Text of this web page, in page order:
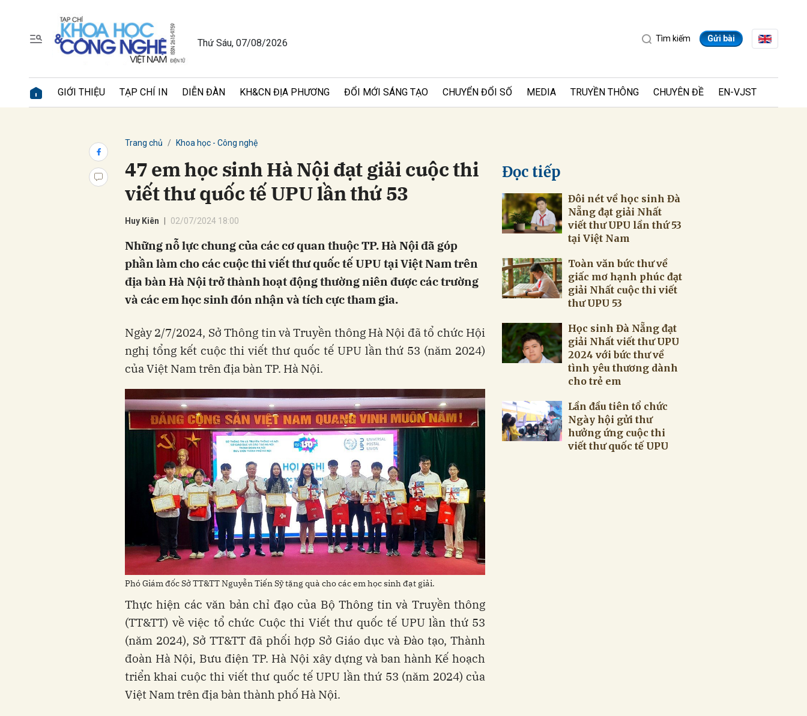
Thứ Sáu, 07/08/2026 Tìm kiếm Gửi bài
GIỚI THIỆU TẠP CHÍ IN DIỄN ĐÀN KH&CN ĐỊA PHƯƠNG ĐỔI MỚI SÁNG TẠO CHUYỂN ĐỔI SỐ MEDIA TRUYỀN THÔNG CHUYÊN ĐỀ EN-VJST
Trang chủ Khoa học - Công nghệ
47 em học sinh Hà Nội đạt giải cuộc thi
viết thư quốc tế UPU lần thứ 53
Huy Kiên 02/07/2024 18:00
Những nỗ lực chung của các cơ quan thuộc TP. Hà Nội đã góp
phần làm cho các cuộc thi viết thư quốc tế UPU tại Việt Nam trên
địa bàn Hà Nội trở thành hoạt động thường niên được các trường
và các em học sinh đón nhận và tích cực tham gia.
Ngày 2/7/2024, Sở Thông tin và Truyền thông Hà Nội đã tổ chức Hội
nghị tổng kết cuộc thi viết thư quốc tế UPU lần thứ 53 (năm 2024)
của Việt Nam trên địa bàn TP. Hà Nội.
Phó Giám đốc Sở TT&TT Nguyễn Tiến Sỹ tặng quà cho các em học sinh đạt giải.
Thực hiện các văn bản chỉ đạo của Bộ Thông tin và Truyền thông
(TT&TT) về việc tổ chức Cuộc thi Viết thư quốc tế UPU lần thứ 53
(năm 2024), Sở TT&TT đã phối hợp Sở Giáo dục và Đào tạo, Thành
đoàn Hà Nội, Bưu điện TP. Hà Nội xây dựng và ban hành Kế hoạch
triển khai cuộc thi viết thư quốc tế UPU lần thứ 53 (năm 2024) của
Việt Nam trên địa bàn thành phố Hà Nội.
Đọc tiếp
Đôi nét về học sinh Đà
Nẵng đạt giải Nhất
viết thư UPU lần thứ 53
tại Việt Nam
Toàn văn bức thư về
giấc mơ hạnh phúc đạt
giải Nhất cuộc thi viết
thư UPU 53
Học sinh Đà Nẵng đạt
giải Nhất viết thư UPU
2024 với bức thư về
tình yêu thương dành
cho trẻ em
Lần đầu tiên tổ chức
Ngày hội gửi thư
hưởng ứng cuộc thi
viết thư quốc tế UPU
Gửi